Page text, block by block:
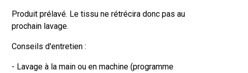
Produit prélavé. Le tissu ne rétrécira donc pas au
prochain lavage.
Conseils d'entretien :
- Lavage à la main ou en machine (programme